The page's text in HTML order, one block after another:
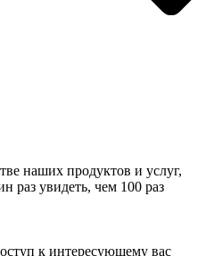
наших продуктов и услуг,
раз увидеть, чем 100 раз
к интересующему вас